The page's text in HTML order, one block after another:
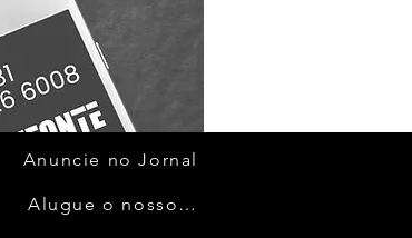
Anuncie no Jornal
Alugue o nosso espaço